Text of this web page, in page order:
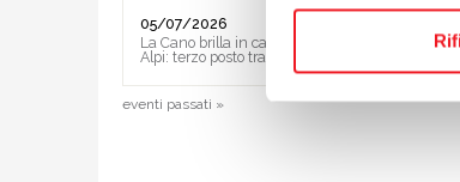
05/07/2026
La Cano brilla in casa al Trofeo delle
Alpi: terzo posto tra le società
eventi passati »